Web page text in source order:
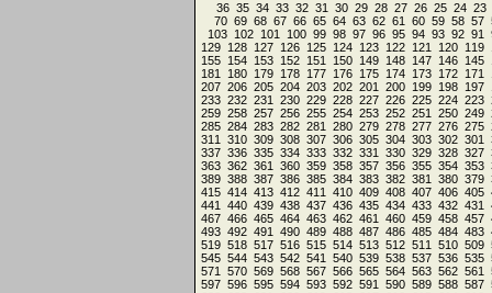
23
24
25
26
27
28
29
30
31
32
33
34
35
36
57
58
59
60
61
62
63
64
65
66
67
68
69
70
91
92
93
94
95
96
97
98
99
100
101
102
103
119
120
121
122
123
124
125
126
127
128
129
145
146
147
148
149
150
151
152
153
154
155
171
172
173
174
175
176
177
178
179
180
181
197
198
199
200
201
202
203
204
205
206
207
223
224
225
226
227
228
229
230
231
232
233
249
250
251
252
253
254
255
256
257
258
259
275
276
277
278
279
280
281
282
283
284
285
301
302
303
304
305
306
307
308
309
310
311
327
328
329
330
331
332
333
334
335
336
337
353
354
355
356
357
358
359
360
361
362
363
379
380
381
382
383
384
385
386
387
388
389
405
406
407
408
409
410
411
412
413
414
415
431
432
433
434
435
436
437
438
439
440
441
457
458
459
460
461
462
463
464
465
466
467
483
484
485
486
487
488
489
490
491
492
493
509
510
511
512
513
514
515
516
517
518
519
535
536
537
538
539
540
541
542
543
544
545
561
562
563
564
565
566
567
568
569
570
571
587
588
589
590
591
592
593
594
595
596
597